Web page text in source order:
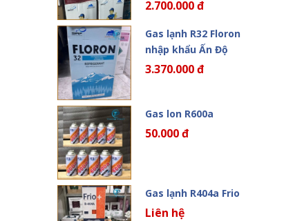
2.700.000 đ
Gas lạnh R32 Floron
nhập khẩu Ấn Độ
3.370.000 đ
Gas lon R600a
50.000 đ
Gas lạnh R404a Frio
Liên hệ